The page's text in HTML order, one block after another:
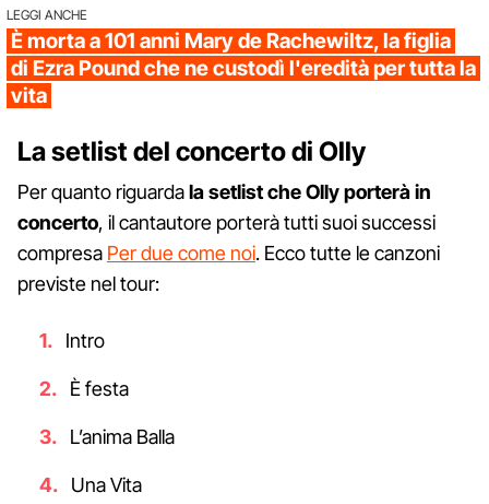
LEGGI ANCHE
È morta a 101 anni Mary de Rachewiltz, la figlia
di Ezra Pound che ne custodì l'eredità per tutta la
vita
La setlist del concerto di Olly
Per quanto riguardala setlist che Olly porterà in
concerto, il cantautore porterà tutti suoi successi
compresa Per due come noi. Ecco tutte le canzoni
previste nel tour:
Intro
È festa
L’anima Balla
Una Vita